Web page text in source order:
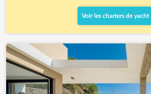
Voir les charters de yacht